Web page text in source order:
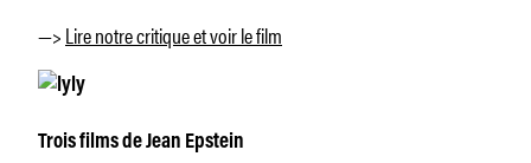
—>Lire notre critique et voir le film
Trois films de Jean Epstein